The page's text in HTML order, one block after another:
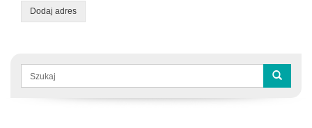
Dodaj adres
Formularz
wyszukiwania